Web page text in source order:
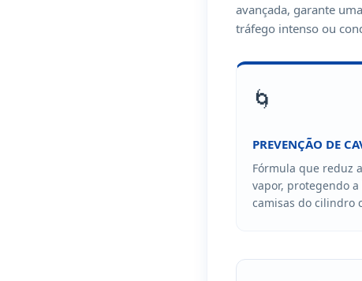
avançada, garante
tráfego intenso ou
🌀
PREVENÇÃO DE
Fórmula que reduz
vapor, protegendo
camisas do cilindro